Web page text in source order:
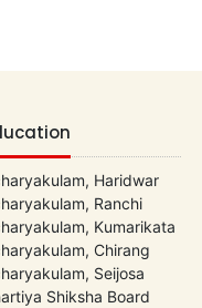
Haridwar
Ranchi
Kumarikata
Chirang
Seijosa
Shiksha Board